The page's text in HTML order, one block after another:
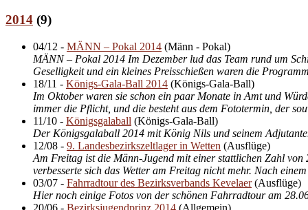
2014 (9)
04/12 - MÄNN – Pokal 2014 (Männ - Pokal)
MÄNN – Pokal 2014 Im Dezember lud das Team rund um
Geselligkeit und ein kleines Preisschießen waren die
18/11 - Königs-Gala-Ball 2014 (Königs-Gala-Ball)
Im Oktober waren sie schon ein paar Monate in Amt und
immer die Pflicht, und die besteht aus dem Fototermin, der
11/10 - Königsgalaball (Königs-Gala-Ball)
Der Königsgalaball 2014 mit König Nils und seinem
12/08 - 9. Landesbezirkszeltlager in Wetten (Ausflüge)
Am Freitag ist die Männ-Jugend mit einer stattlichen Zahl von
verbesserte sich das Wetter am Freitag nicht mehr. Nach
03/07 - Fahrradtour des Bezirksverbands Kevelaer (Ausflüge)
Hier noch einige Fotos von der schönen Fahrradtour am
20/06 - Bezirksjugendprinz 2014 (Allgemein)